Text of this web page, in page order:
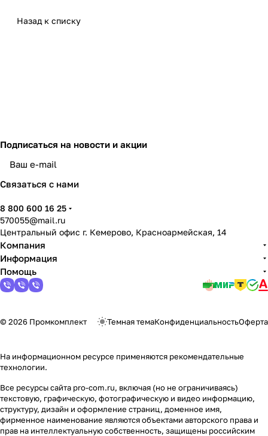
Назад к списку
Подписаться на новости и акции
Связаться с нами
8 800 600 16 25
570055@mail.ru
Центральный офис г. Кемерово, Красноармейская, 14
Компания
Информация
Помощь
© 2026 Промкомплект Темная темаКонфиденциальностьОферта
На информационном ресурсе применяются рекомендательные
технологии.
Все ресурсы сайта pro-com.ru, включая (но не ограничиваясь)
текстовую, графическую, фотографическую и видео информацию,
структуру, дизайн и оформление страниц, доменное имя,
фирменное наименование являются объектами авторского права и
прав на интеллектуальную собственность, защищены российским